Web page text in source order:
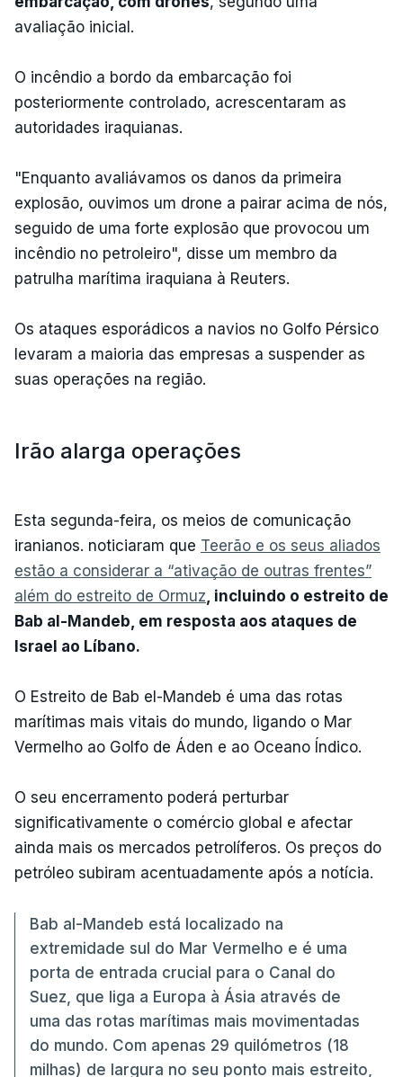
avaliação inicial.
O incêndio a bordo da embarcação foi
posteriormente controlado, acrescentaram as
autoridades iraquianas.
"Enquanto avaliávamos os danos da primeira
explosão, ouvimos um drone a pairar acima de nós,
seguido de uma forte explosão que provocou um
incêndio no petroleiro", disse um membro da
patrulha marítima iraquiana à Reuters.
Os ataques esporádicos a navios no Golfo Pérsico
levaram a maioria das empresas a suspender as
suas operações na região.
Irão alarga operações
Esta segunda-feira, os meios de comunicação
iranianos. noticiaram que Teerão e os seus aliados
estão a considerar a “ativação de outras frentes”
além do estreito de Ormuz , incluindo o estreito de
Bab al-Mandeb, em resposta aos ataques de
Israel ao Líbano.
O Estreito de Bab el-Mandeb é uma das rotas
marítimas mais vitais do mundo, ligando o Mar
Vermelho ao Golfo de Áden e ao Oceano Índico.
O seu encerramento poderá perturbar
significativamente o comércio global e afectar
ainda mais os mercados petrolíferos. Os preços do
petróleo subiram acentuadamente após a notícia.
Bab al-Mandeb está localizado na
extremidade sul do Mar Vermelho e é uma
porta de entrada crucial para o Canal do
Suez, que liga a Europa à Ásia através de
uma das rotas marítimas mais movimentadas
do mundo. Com apenas 29 quilómetros (18
milhas) de largura no seu ponto mais estreito,